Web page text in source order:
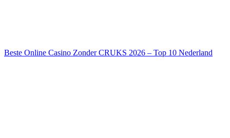
Beste Online Casino Zonder CRUKS 2026 – Top 10 Nederland